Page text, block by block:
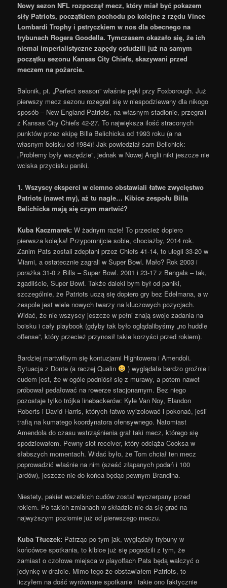
Nowy sezon NFL rozpoczął mecz, który miał być pokazem
siły Patriots, początkiem pochodu po kolejne z rzędu Vince
Lombardi Trophy i pstryczkiem w nos dla obecnego na
trybunach Rogera Goodella. Tymczasem okazało się, że ich
niemal imperialistyczne zapędy ostudzili już na samym
początku sezonu Kansas City Chiefs, skazywani przed
meczem na pożarcie.
Balonik, pt. „Perfect season” właśnie pękł przy Foxborough. Już
pierwszy mecz sezonu rozegrał się w niespodziewany dla nikogo
sposób – New England Patriots, na własnym stadionie, przegrali
z Kansas City Chiefs 42-27. To największa ilość straconych
punktów przez ekipę Billa Belichicka od 1993 roku (a na
własnym boisku od 1984)! Jak powiedział sam Belichick:
„Problemy były wszędzie”, jednak w Nowej Anglii nikt jeszcze nie
wciska przycisku paniki.
1. Wszyscy eksperci w ciemno obstawiali łatwe zwycięstwo
Patriots (nawet my), aż tu nagle… Kibice zespołu Billa
Belichicka mają się czym martwić?
Kuba Kaczmarek: W żadnym razie! To przecież dopiero
pierwsza kolejka! Przypomnijcie sobie, chociażby, 2014 rok.
Zanim Pats zostali zdeptani przez Chiefs 41-14, to ulegli 33-20 w
Miami, a ostatecznie zagrali w Super Bowl. Mało? Rok 2003 i
porażka 31-0 z Bills – Super Bowl. 2001 i 23-17 z Bengals – tak,
zgadliście, Super Bowl. Także daleki bym był od paniki,
szczególnie, że Patriots uczą się dopiero gry bez Edelmana, a w
zespole jest wiele nowych twarzy na kluczowych pozycjach.
Widać, że nie wszyscy jeszcze w pełni znają swoje zadania na
boisku i cały playbook (gdyby tak było oglądalibyśmy „no huddle
offense”, który przecież przynosił takie korzyści przed rokiem).
Bardziej martwiłbym się kontuzjami Hightowera i Amendoli.
Sytuacja z Donte (a raczej Qualin
) wyglądała bardzo groźnie i
cudem jest, że w ogóle podniósł się z murawy, a potem nawet
próbował pedałować na rowerze stacjonarnym. Bez niego
pozostaje tylko trójka linebackerów: Kyle Van Noy, Elandon
Roberts i David Harris, których łatwo wyizolować i pokonać, jeśli
trafią na kumatego koordynatora ofensywnego. Natomiast
Amendola do czasu wstrząśnienia grał taki mecz, którego się
spodziewałem. Pewny slot receiver, który odciąża Cooksa w
słabszych momentach. Widać było, że Tom chciał ten mecz
poprowadzić właśnie na nim (sześć złapanych podań i 100
jardów), jeszcze nie do końca będąc pewnym Brandina.
Niestety, pakiet wszelkich cudów został wyczerpany przed
rokiem. Po takich zmianach w składzie nie da się grać na
najwyższym poziomie już od pierwszego meczu.
Kuba Tłuczek: Patrząc po tym jak, wyglądały trybuny w
końcówce spotkania, to kibice już się pogodzili z tym, że
zamiast o czołowe miejsca w playoffach Pats będą walczyć o
jedynkę w drafcie. Mimo tego że obstawiałem Patriots, to
liczyłem na dość wyrównane spotkanie i takie ono faktycznie